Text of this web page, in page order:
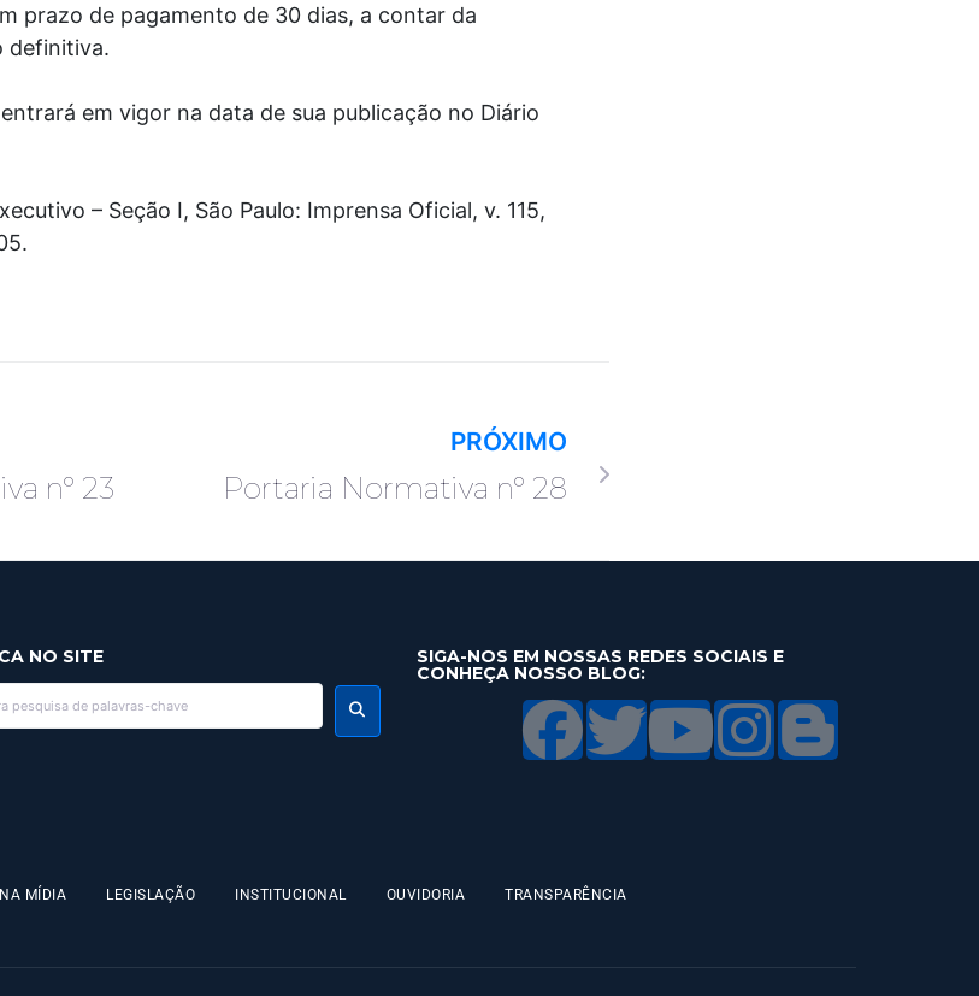
prazo de pagamento de 30 dias, a contar da
definitiva.
em vigor na data de sua publicação no Diário
– Seção I, São Paulo: Imprensa Oficial, v. 115,
nº 23
PRÓXIMO
Portaria Normativa nº 28
NO SITE SIGA-NOS EM NOSSAS REDES SOCIAIS E
CONHEÇA NOSSO BLOG:
MÍDIA LEGISLAÇÃO INSTITUCIONAL OUVIDORIA TRANSPARÊNCIA